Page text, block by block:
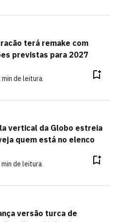
terá remake com
previstas para 2027
min de leitura
vertical da Globo estreia
quem está no elenco
de leitura
versão turca de